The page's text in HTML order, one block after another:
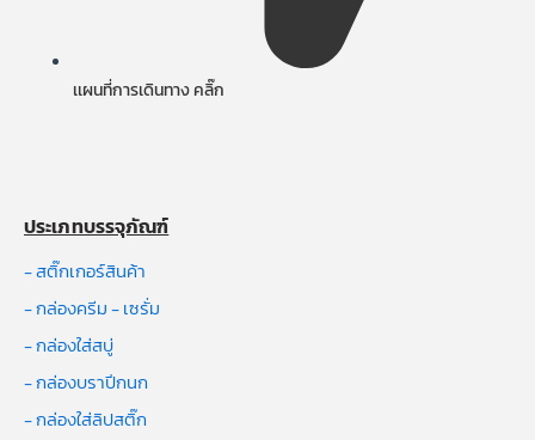
เเผนที่การเดินทาง คลิ๊ก
ประเภทบรรจุภัณฑ์
- สติ๊กเกอร์สินค้า
- กล่องครีม - เซรั่ม
- กล่องใส่สบู่
- กล่องบราปีกนก
- กล่องใส่ลิปสติ๊ก